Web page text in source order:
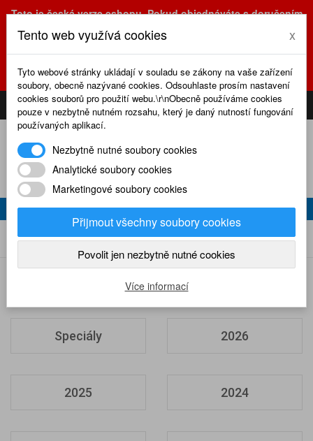
Toto je česká verze eshopu. Pokud objednáváte s doručením
(sk.eshop.rcrevue.cz - kliknutím na slovenskou vlajku)
POZOR ZMĚNA : výdejní místo a kancelář jsou nyní na adrese
Olšanská 3, Praha 3, tel. (+420) 222 723 388, 774 777 794.
CS
SK PŘIHLÁSIT KOŠÍK
WYDAWNICTWO SAGA
Home Zahraniční časopisy Polsky Wydawnictwo SAGA
Speciály 2026
2025 2024
Tento web využívá cookies x
Tyto webové stránky ukládají v souladu se zákony na vaše zařízení
soubory, obecně nazývané cookies. Odsouhlaste prosím nastavení
cookies souborů pro použití webu.\r\nObecně používáme cookies
pouze v nezbytně nutném rozsahu, který je daný nutností fungování
používaných aplikací.
Nezbytně nutné soubory cookies
Analytické soubory cookies
Marketingové soubory cookies
Přijmout všechny soubory cookies
Povolit jen nezbytně nutné cookies
Více informací